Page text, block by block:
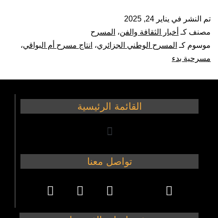
تم النشر في يناير 24, 2025
مصنف كـ أخبار الثقافة والفن، المسرح
موسوم كـ المسرح الوطني الجزائري، انتاج مسرح أم البواقي،
مسرحية بدء
القائمة الرئيسية
تواصل معنا